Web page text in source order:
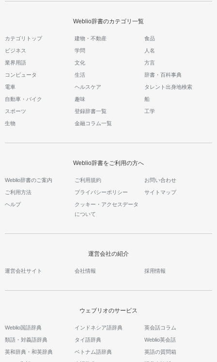
Weblio辞書のカテゴリ一覧
カテゴリトップ 建物・不動産 食品
ビジネス 学問 人名
業界用語 文化 方言
コンピュータ 生活 辞書・百科事典
電車 ヘルスケア タレント出身地検索
自動車・バイク 趣味 船
スポーツ 登録辞書一覧 工学
生物 金融コラム一覧
Weblio辞書をご利用の方へ
Weblio辞書のご案内 ご利用規約 お問い合わせ
ご利用方法 プライバシーポリシー サイトマップ
ヘルプ
クッキー・アクセスデータ
について
運営会社の紹介
運営会社サイト 会社情報 採用情報
ウェブリオのサービス
Weblio国語辞典
類語・対義語辞典
英和辞典・和英辞典
インドネシア語辞典
タイ語辞典
ベトナム語辞典
英会話コラム
Weblio英会話
英語の質問箱